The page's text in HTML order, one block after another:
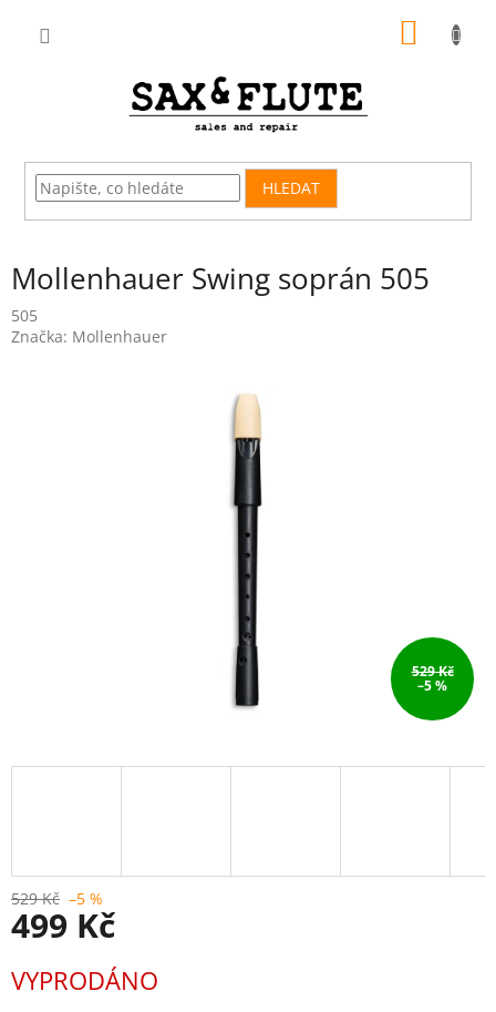
HLEDAT
Mollenhauer Swing soprán 505
505
Značka: Mollenhauer
529 Kč
–5 %
529 Kč –5 %
499 Kč
cena:
VYPRODÁNO